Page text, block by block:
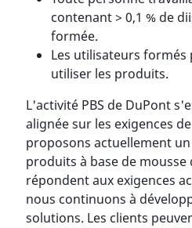
contenant > 0,1 % de
formée.
Les utilisateurs
utiliser les produits.
L'activité PBS de DuPont
alignée sur les exigences de
proposons actuellement
produits à base de mousse
répondent aux exigences
nous continuons à
solutions. Les clients